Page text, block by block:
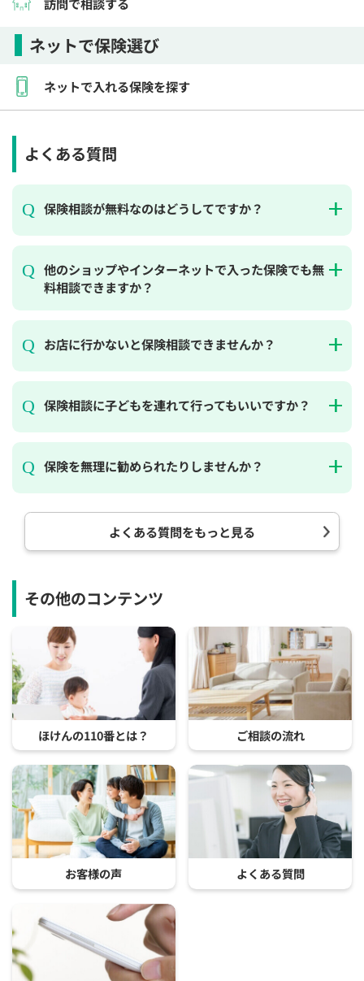
ネットで保険選び
ネットで入れる保険を探す
よくある質問
保険相談が無料なのはどうしてですか？
他のショップやインターネットで入った保険でも無
料相談できますか？
お店に行かないと保険相談できませんか？
保険相談に子どもを連れて行ってもいいですか？
保険を無理に勧められたりしませんか？
よくある質問をもっと見る
その他のコンテンツ
ほけんの110番とは？ ご相談の流れ
お客様の声 よくある質問